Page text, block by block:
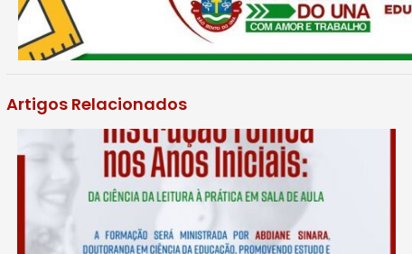
Artigos Relacionados